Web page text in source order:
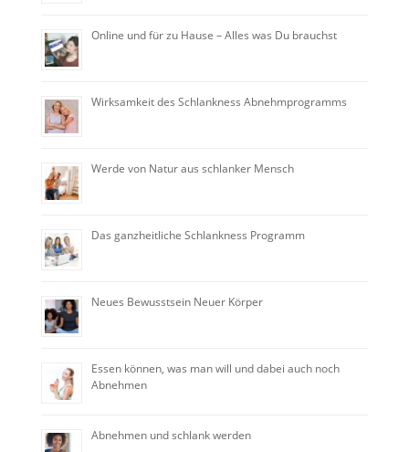
Online und für zu Hause – Alles was Du brauchst
Wirksamkeit des Schlankness Abnehmprogramms
Werde von Natur aus schlanker Mensch
Das ganzheitliche Schlankness Programm
Neues Bewusstsein Neuer Körper
Essen können, was man will und dabei auch noch
Abnehmen
Abnehmen und schlank werden